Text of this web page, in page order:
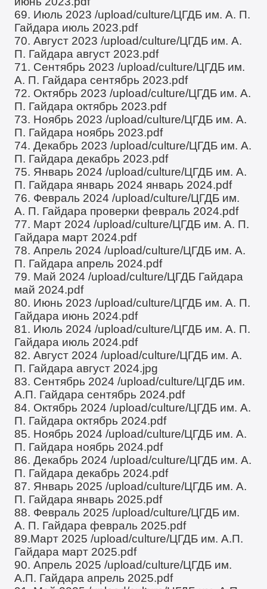
69. Июль 2023/upload/culture/ЦГДБ им. А. П.
Гайдара июль 2023.pdf
70. Август 2023/upload/culture/ЦГДБ им. А.
П. Гайдара август 2023.pdf
71. Сентябрь 2023/upload/culture/ЦГДБ им.
А. П. Гайдара сентябрь 2023.pdf
72. Октябрь 2023/upload/culture/ЦГДБ им. А.
П. Гайдара октябрь 2023.pdf
73. Ноябрь 2023/upload/culture/ЦГДБ им. А.
П. Гайдара ноябрь 2023.pdf
74. Декабрь 2023/upload/culture/ЦГДБ им. А.
П. Гайдара декабрь 2023.pdf
75. Январь 2024/upload/culture/ЦГДБ им. А.
П. Гайдара январь 2024 январь 2024.pdf
76. Февраль 2024/upload/culture/ЦГДБ им.
А. П. Гайдара проверки февраль 2024.pdf
77. Март 2024/upload/culture/ЦГДБ им. А. П.
Гайдара март 2024.pdf
78. Апрель 2024/upload/culture/ЦГДБ им. А.
П. Гайдара апрель 2024.pdf
79. Май 2024/upload/culture/ЦГДБ Гайдара
май 2024.pdf
80. Июнь 2023/upload/culture/ЦГДБ им. А. П.
Гайдара июнь 2024.pdf
81. Июль 2024/upload/culture/ЦГДБ им. А. П.
Гайдара июль 2024.pdf
82. Август 2024/upload/culture/ЦГДБ им. А.
П. Гайдара август 2024.jpg
83. Сентябрь 2024/upload/culture/ЦГДБ им.
А.П. Гайдара сентябрь 2024.pdf
84. Октябрь 2024/upload/culture/ЦГДБ им. А.
П. Гайдара октябрь 2024.pdf
85. Ноябрь 2024/upload/culture/ЦГДБ им. А.
П. Гайдара ноябрь 2024.pdf
86. Декабрь 2024/upload/culture/ЦГДБ им. А.
П. Гайдара декабрь 2024.pdf
87. Январь 2025/upload/culture/ЦГДБ им. А.
П. Гайдара январь 2025.pdf
88. Февраль 2025/upload/culture/ЦГДБ им.
А. П. Гайдара февраль 2025.pdf
89.Март 2025/upload/culture/ЦГДБ им. А.П.
Гайдара март 2025.pdf
90. Апрель 2025/upload/culture/ЦГДБ им.
А.П. Гайдара апрель 2025.pdf